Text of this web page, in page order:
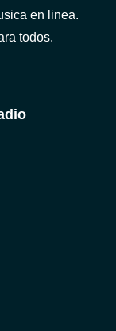
en linea.
todos.